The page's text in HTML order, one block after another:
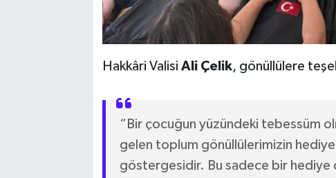
Hakkâri Valisi Ali Çelik, gönüllülere
“Bir çocuğun yüzündeki tebessüm
gelen toplum gönüllülerimizin
göstergesidir. Bu sadece bir